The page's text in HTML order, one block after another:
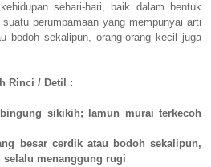
sehari-hari, baik dalam bentuk
perumpamaan yang mempunyai arti
bodoh sekalipun, orang-orang kecil juga
Rinci / Detil :
sikikih; lamun murai terkecoh
besar cerdik atau bodoh sekalipun,
menanggung rugi